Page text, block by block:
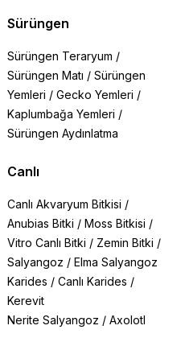
Sürüngen
Sürüngen Teraryum /
Sürüngen Matı / Sürüngen
Yemleri / Gecko Yemleri /
Kaplumbağa Yemleri /
Sürüngen Aydınlatma
Canlı
Canlı Akvaryum Bitkisi /
Anubias Bitki / Moss Bitkisi /
Vitro Canlı Bitki / Zemin Bitki /
Salyangoz / Elma Salyangoz
Karides / Canlı Karides /
Kerevit
Nerite Salyangoz / Axolotl